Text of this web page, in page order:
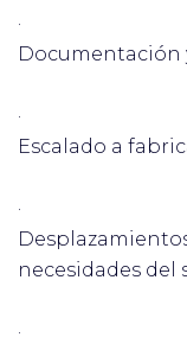
·
Documentación
·
Escalado a
·
necesidades del
·